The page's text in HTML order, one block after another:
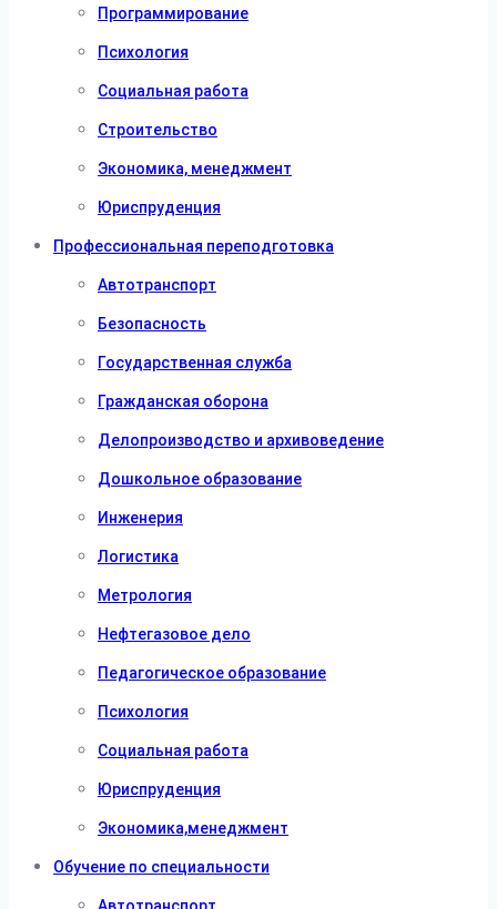
Программирование
Психология
Социальная работа
Строительство
Экономика, менеджмент
Юриспруденция
Профессиональная переподготовка
Автотранспорт
Безопасность
Государственная служба
Гражданская оборона
Делопроизводство и архивоведение
Дошкольное образование
Инженерия
Логистика
Метрология
Нефтегазовое дело
Педагогическое образование
Психология
Социальная работа
Юриспруденция
Экономика,менеджмент
Обучение по специальности